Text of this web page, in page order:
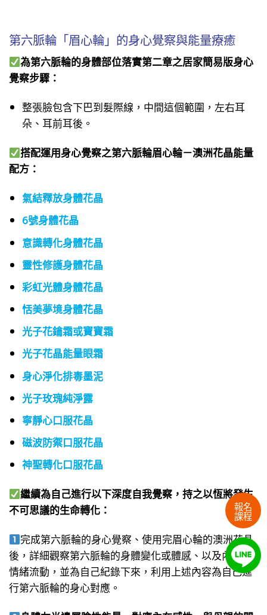
第六脈輪「眉心輪」的身心覺察與能量療癒
為第六脈輪的身體部位落實第二章之居家簡易版身心
覺察步驟：
整張臉包含下巴到髮際線，中間這個範圍，左右耳
朵、耳前耳後。
搭配運用身心覺察之第六脈輪眉心輪－澳洲花晶能量
配方：
氣結釋放身體花晶
6號身體花晶
意識轉化身體花晶
靈性修護身體花晶
彩虹光體身體花晶
恬美夢境身體花晶
光子花鑰霜或寶寶霜
光子花晶能量眼霜
身心淨化排毒墨泥
光子玫瑰純淨露
寧靜心口服花晶
磁波防禦口服花晶
神聖轉化口服花晶
繼續為自己進行以下深度自我覺察，持之以恆將發生
不可思議的生命轉化：
完成第六脈輪的身心覺察、使用完眉心輪的澳洲花晶
後，詳細觀察第六脈輪的身體變化或體感、以及內在的
情緒流動，並為自己紀錄下來，利用上述內容為自己進
行第六脈輪的身心對應。
報名
課程